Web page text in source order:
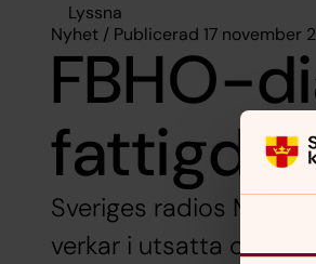
Lyssna
Nyhet / Publicerad 17 november
FBHO-
Sveriges radios
verkar i utsatta